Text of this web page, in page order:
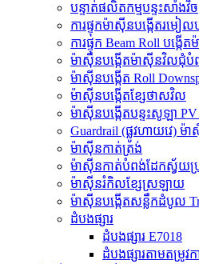
បន្ទាត់ផលិតកម្មបន្ទះសាំងវិច
ការផ្ទុកម៉ាស៊ីនបង្កើតរមៀល
ការផ្ទុក Beam Roll បង្កើ
ម៉ាស៊ីនបង្កើតម៉ាស៊ីនវិលជុំបំ
ម៉ាស៊ីនបង្កើត Roll
ម៉ាស៊ីនបង្កើតខ្សែថាសវិល
ម៉ាស៊ីនបង្កើតបន្ទះសូឡា PV
Guardrail (ផ្លូវហាយវេ) ម៉
ម៉ាស៊ីនកាត់ត្រង់
ម៉ាស៊ីនកាត់បំពង់ដែកស្វ័យប្រ
ម៉ាស៊ីនរំកិលខ្សែស្រឡាយ
ម៉ាស៊ីនបង្កើតសន្លឹកដំបូល
ដំបងផ្សារ
ដំបងផ្សារ E7018
ដំបងផ្សារតាមតម្រូវក